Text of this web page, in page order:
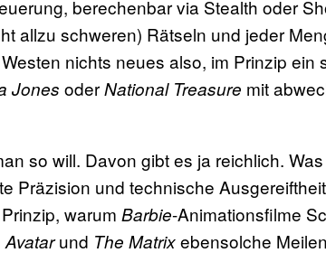
berechenbar via Stealth oder
allzu schweren) Rätseln und jeder
nichts neues also, im Prinzip ein
Jones oderNational Treasure mit
so will. Davon gibt es ja reichlich.
Präzision und technische
warum Barbie-Animationsfilme
Avatarund The Matrixebensolche